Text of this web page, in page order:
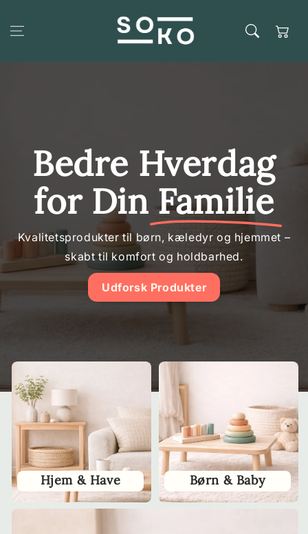
indhold
Kurv
Bedre Hverdag
for DinFamilie
Kvalitetsprodukter til børn, kæledyr og hjemmet –
skabt til komfort og holdbarhed.
Udforsk Produkter
Hjem & Have Børn & Baby